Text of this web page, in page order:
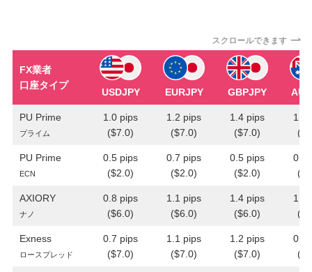
スクロールできます
FX業者
口座タイプ
USDJPY EURJPY GBPJPY
PU Prime
プライム
1.0 pips
($7.0)
1.2 pips
($7.0)
1.4 pips
($7.0)
1.4
PU Prime
ECN
0.5 pips
($2.0)
0.7 pips
($2.0)
0.5 pips
($2.0)
0.9
AXIORY
ナノ
0.8 pips
($6.0)
1.1 pips
($6.0)
1.4 pips
($6.0)
1.3
Exness
ロースプレッド
0.7 pips
($7.0)
1.1 pips
($7.0)
1.2 pips
($7.0)
0.9